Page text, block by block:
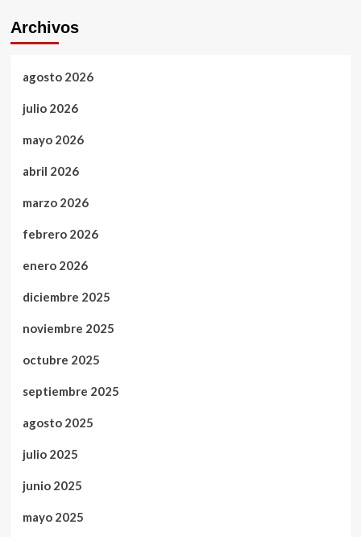
Archivos
agosto 2026
julio 2026
mayo 2026
abril 2026
marzo 2026
febrero 2026
enero 2026
diciembre 2025
noviembre 2025
octubre 2025
septiembre 2025
agosto 2025
julio 2025
junio 2025
mayo 2025